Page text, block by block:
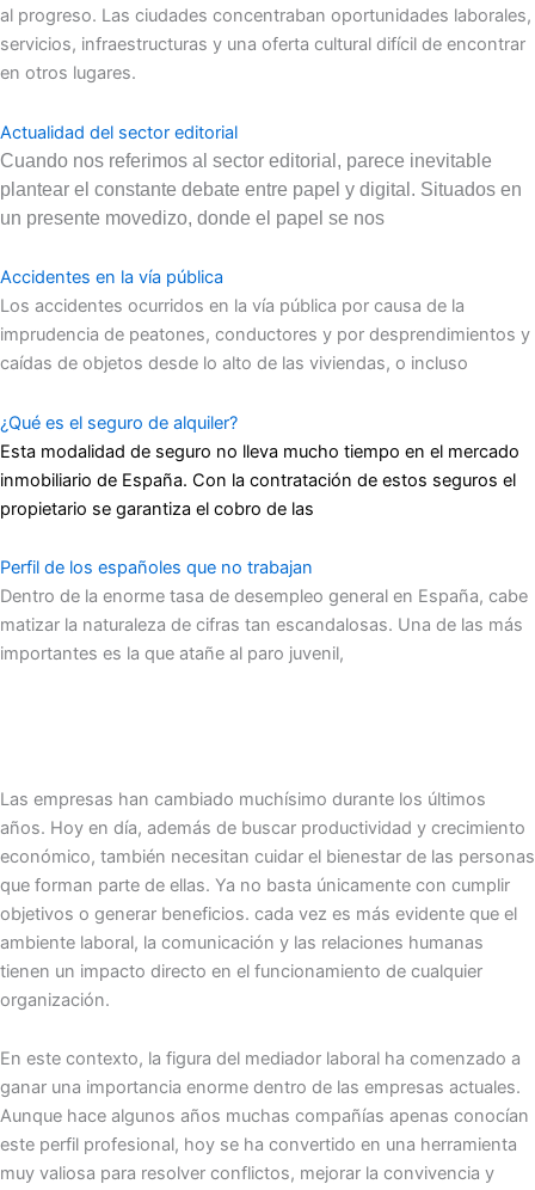
al progreso. Las ciudades concentraban oportunidades laborales,
servicios, infraestructuras y una oferta cultural difícil de encontrar
en otros lugares.
Actualidad del sector editorial
Cuando nos referimos al sector editorial, parece inevitable
plantear el constante debate entre papel y digital. Situados en
un presente movedizo, donde el papel se nos
Accidentes en la vía pública
Los accidentes ocurridos en la vía pública por causa de la
imprudencia de peatones, conductores y por desprendimientos y
caídas de objetos desde lo alto de las viviendas, o incluso
¿Qué es el seguro de alquiler?
Esta modalidad de seguro no lleva mucho tiempo en el mercado
inmobiliario de España. Con la contratación de estos seguros el
propietario se garantiza el cobro de las
Perfil de los españoles que no trabajan
Dentro de la enorme tasa de desempleo general en España, cabe
matizar la naturaleza de cifras tan escandalosas. Una de las más
importantes es la que atañe al paro juvenil,
Las empresas han cambiado muchísimo durante los últimos
años. Hoy en día, además de buscar productividad y crecimiento
económico, también necesitan cuidar el bienestar de las personas
que forman parte de ellas. Ya no basta únicamente con cumplir
objetivos o generar beneficios. cada vez es más evidente que el
ambiente laboral, la comunicación y las relaciones humanas
tienen un impacto directo en el funcionamiento de cualquier
organización.
En este contexto, la figura del mediador laboral ha comenzado a
ganar una importancia enorme dentro de las empresas actuales.
Aunque hace algunos años muchas compañías apenas conocían
este perfil profesional, hoy se ha convertido en una herramienta
muy valiosa para resolver conflictos, mejorar la convivencia y